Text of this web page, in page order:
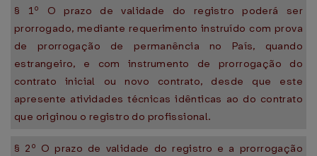
§ 1º O prazo de validade do registro poderá ser
prorrogado, mediante requerimento instruído com prova
de prorrogação de permanência no País, quando
estrangeiro, e com instrumento de prorrogação do
contrato inicial ou novo contrato, desde que este
apresente atividades técnicas idênticas ao do contrato
que originou o registro do profissional.
§ 2º O prazo de validade do registro e a prorrogação